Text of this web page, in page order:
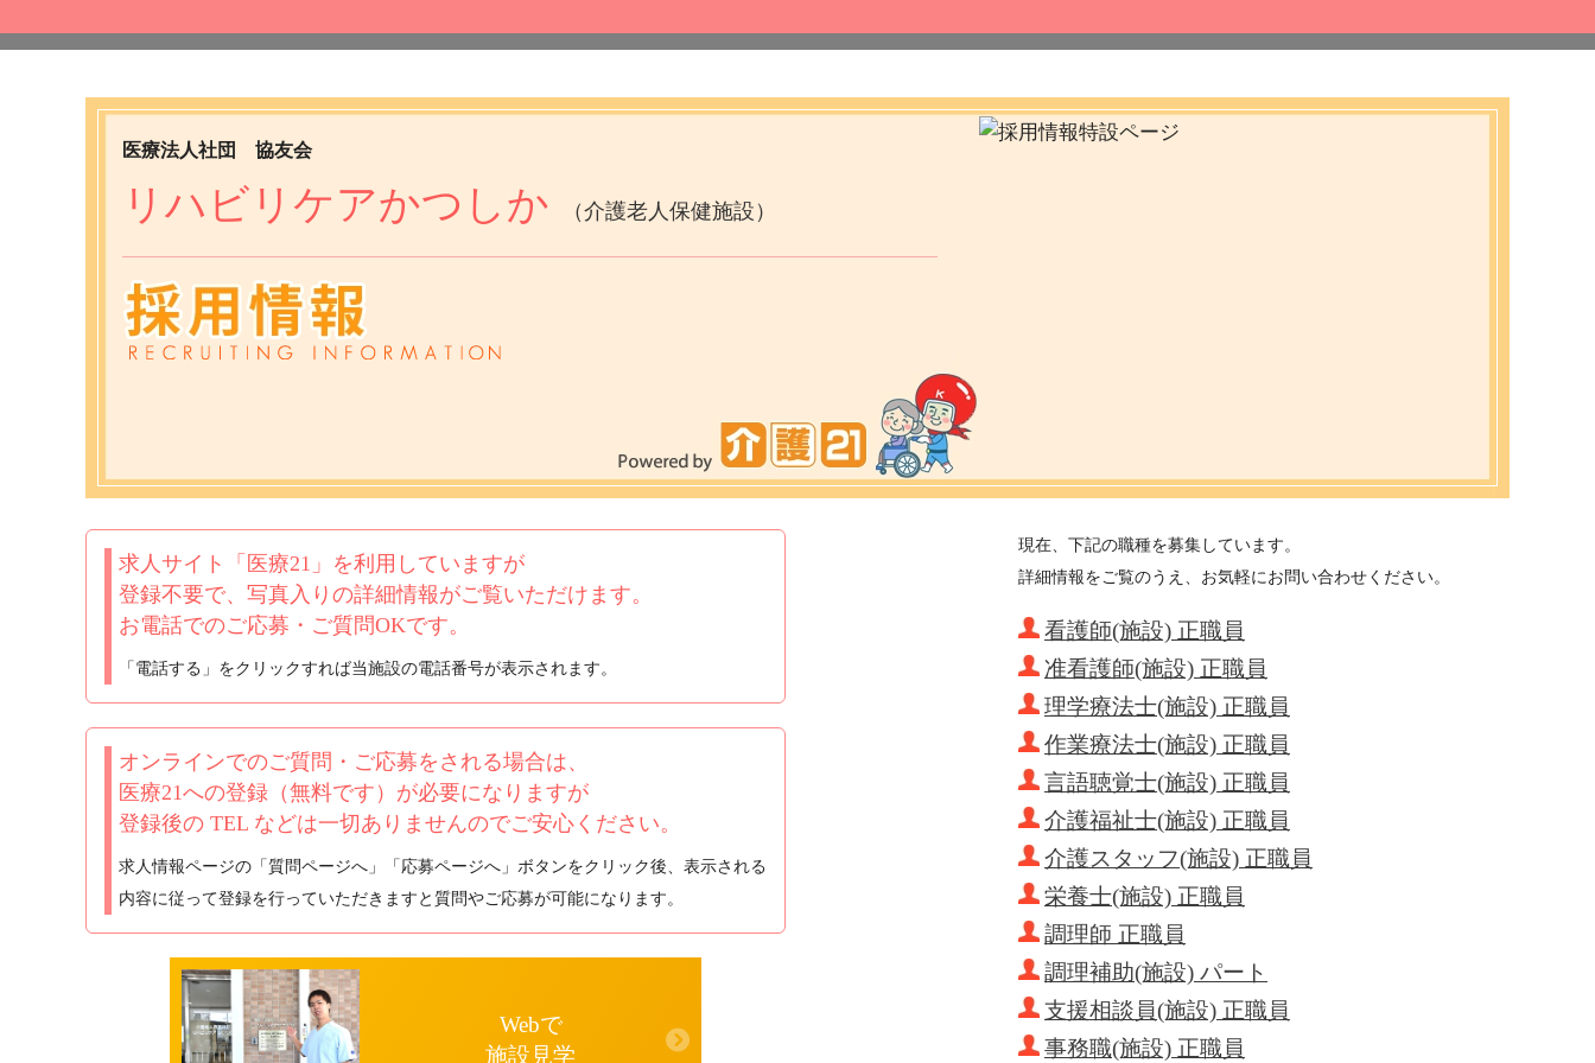
医療法人社団 協友会
リハビリケアかつしか （介護老人保健施設）
求人サイト「医療21」を利用していますが
登録不要で、写真入りの詳細情報がご覧いただけます。
お電話でのご応募・ご質問OKです。
「電話する」をクリックすれば当施設の電話番号が表示されます。
オンラインでのご質問・ご応募をされる場合は、
医療21への登録（無料です）が必要になりますが
登録後の TEL などは一切ありませんのでご安心ください。
求人情報ページの「質問ページへ」「応募ページへ」ボタンをクリック後、表示される
内容に従って登録を行っていただきますと質問やご応募が可能になります。
Webで
施設見学
現在、下記の職種を募集しています。
詳細情報をご覧のうえ、お気軽にお問い合わせください。
看護師(施設) 正職員
准看護師(施設) 正職員
理学療法士(施設) 正職員
作業療法士(施設) 正職員
言語聴覚士(施設) 正職員
介護福祉士(施設) 正職員
介護スタッフ(施設) 正職員
栄養士(施設) 正職員
調理師 正職員
調理補助(施設) パート
支援相談員(施設) 正職員
事務職(施設) 正職員